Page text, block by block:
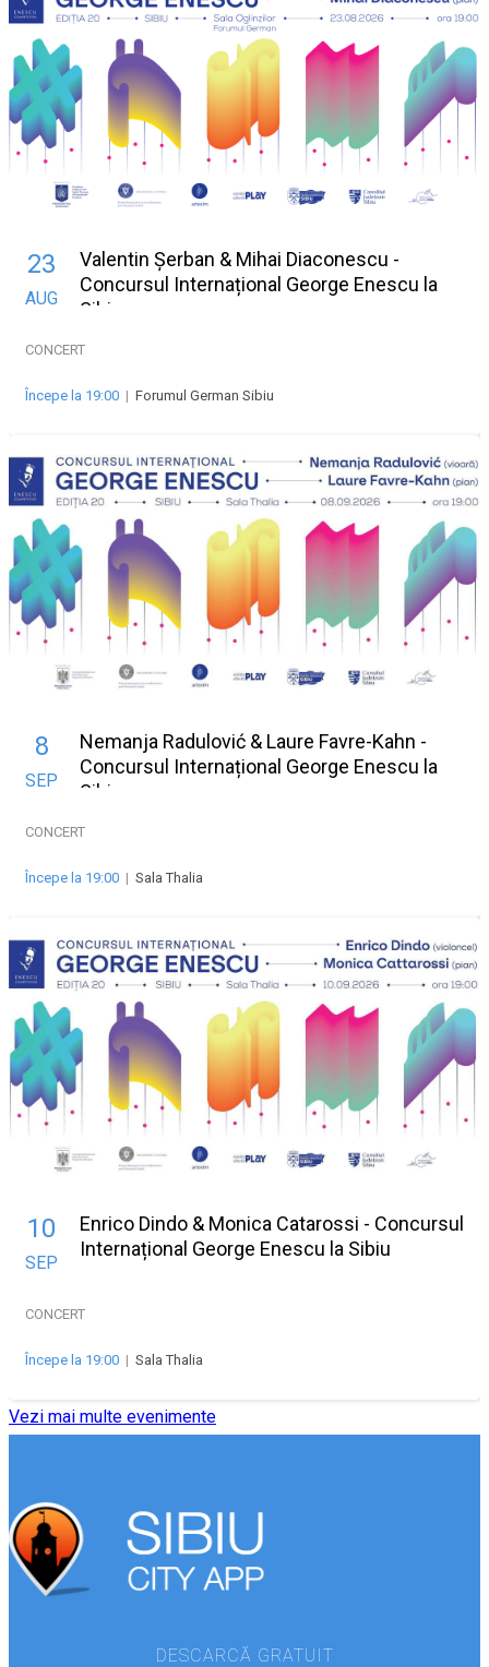
23
AUG
Valentin Șerban & Mihai Diaconescu -
Concursul Internațional George Enescu la
Sibiu
CONCERT
Începe la 19:00 | Forumul German Sibiu
8
SEP
Nemanja Radulović & Laure Favre-Kahn -
Concursul Internațional George Enescu la
Sibiu
CONCERT
Începe la 19:00 | Sala Thalia
10
SEP
Enrico Dindo & Monica Catarossi - Concursul
Internațional George Enescu la Sibiu
CONCERT
Începe la 19:00 | Sala Thalia
Vezi mai multe evenimente
DESCARCĂ GRATUIT